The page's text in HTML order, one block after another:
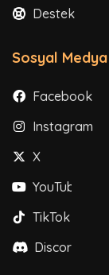
Destek
Sosyal Medya
Facebook
Instagram
X
YouTube
TikTok
Discord